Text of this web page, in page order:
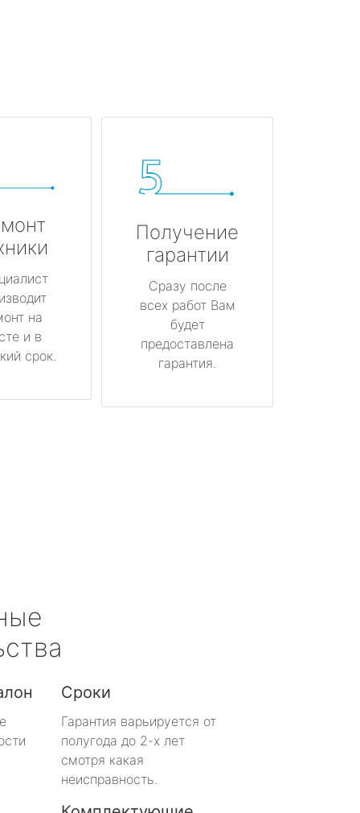
на
и в
срок.
Получение
гарантии
Сразу после
всех работ Вам
будет
предоставлена
гарантия.
Сроки
Гарантия варьируется от
полугода до 2-х лет
смотря какая
неисправность.